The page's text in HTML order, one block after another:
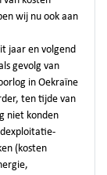
wij nu ook aan
jaar en volgend
gevolg van
in Oekraïne
ten tijde van
niet konden
(kosten